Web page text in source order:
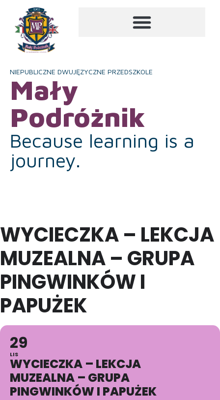
NIEPUBLICZNE DWUJĘZYCZNE PRZEDSZKOLE
Mały
Podróżnik
Because learning is a
journey.
WYCIECZKA – LEKCJA
MUZEALNA – GRUPA
PINGWINKÓW I
PAPUŻEK
29
LIS
WYCIECZKA – LEKCJA
MUZEALNA – GRUPA
PINGWINKÓW I PAPUŻEK